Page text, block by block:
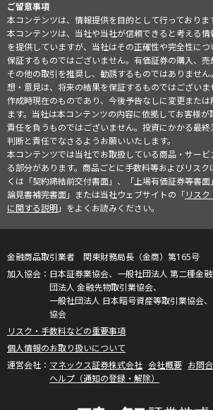
ご留意事項
本コンテンツは、情報提供を目的として行っておりま
本コンテンツは、当社や当社が信頼できると考える
を提供していますが、当社はその正確性や完全性に
保証するものではございません。有価証券の購入、売
その他の取引を推奨し、勧誘するものではありませ
想・意見は、将来の結果を保証するものではござい
作成時現在のものであり、今後予告なしに変更また
ます。当社は本コンテンツの内容に依拠してお客様
責任を負うものではございません。投資にかかる最
判断と責任でなさるようお願いいたします。
本コンテンツでは当社でお取扱している商品・サー
る部分があります。商品ごとに手数料等およびリス
くは「契約締結前交付書面」、「上場有価証券等書
論見書補完書面」または当社ウェブサイトの「リス
に関する説明」をよくお読みください。
金融商品取引業者 関東財務局長（金商）第165号
日本証券業協会、一般社団法人 第二種金
団法人 金融先物取引業協会、
一般社団法人 日本暗号資産等取引業協会
協会
リスク・手数料などの重要事項
個人情報のお取り扱いについて
マネックス証券株式会社 会社概要 お問
ヘルプ（通知の登録・解除）